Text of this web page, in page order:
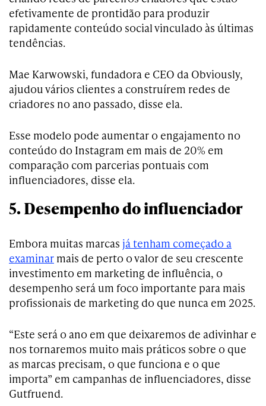
efetivamente de prontidão para produzir
rapidamente conteúdo social vinculado às últimas
tendências.
Mae Karwowski, fundadora e CEO da Obviously,
ajudou vários clientes a construírem redes de
criadores no ano passado, disse ela.
Esse modelo pode aumentar o engajamento no
conteúdo do Instagram em mais de 20% em
comparação com parcerias pontuais com
influenciadores, disse ela.
5. Desempenho do influenciador
Embora muitas marcas já tenham começado a
examinar mais de perto o valor de seu crescente
investimento em marketing de influência, o
desempenho será um foco importante para mais
profissionais de marketing do que nunca em 2025.
“Este será o ano em que deixaremos de adivinhar e
nos tornaremos muito mais práticos sobre o que
as marcas precisam, o que funciona e o que
importa” em campanhas de influenciadores, disse
Gutfruend.